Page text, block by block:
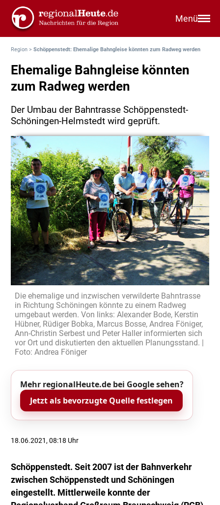
Menü
Region >Schöppenstedt: Ehemalige Bahngleise könnten zum Radweg werden
Ehemalige Bahngleise könnten
zum Radweg werden
Der Umbau der Bahntrasse Schöppenstedt-
Schöningen-Helmstedt wird geprüft.
Die ehemalige und inzwischen verwilderte Bahntrasse
in Richtung Schöningen könnte zu einem Radweg
umgebaut werden. Von links: Alexander Bode, Kerstin
Hübner, Rüdiger Bobka, Marcus Bosse, Andrea Föniger,
Ann-Christin Serbest und Peter Haller informierten sich
vor Ort und diskutierten den aktuellen Planungsstand. |
Foto: Andrea Föniger
Mehr regionalHeute.de bei Google sehen?
Jetzt als bevorzugte Quelle festlegen
18.06.2021, 08:18 Uhr
Schöppenstedt. Seit 2007 ist der Bahnverkehr
zwischen Schöppenstedt und Schöningen
eingestellt. Mittlerweile konnte der